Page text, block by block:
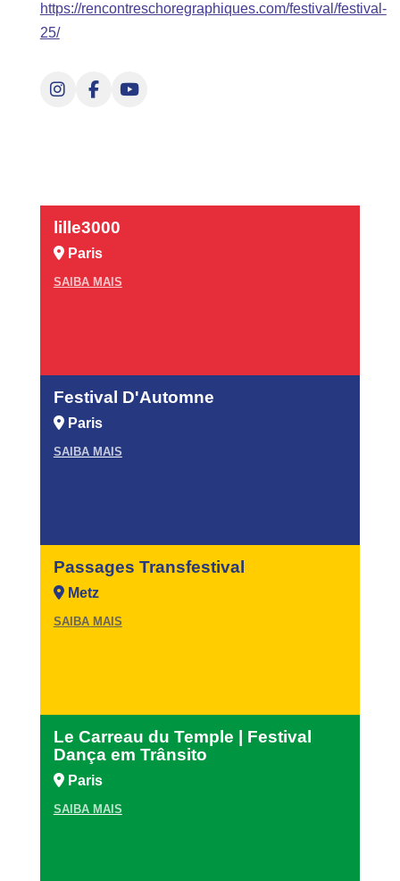
https://rencontreschoregraphiques.com/festival/festival-
25/
lille3000
Paris
SAIBA MAIS
Festival D'Automne
Paris
SAIBA MAIS
Passages Transfestival
Metz
SAIBA MAIS
Le Carreau du Temple | Festival
Dança em Trânsito
Paris
SAIBA MAIS